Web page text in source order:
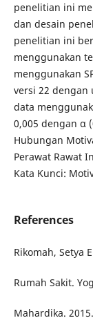
penelitian ini
dan desain
penelitian ini
menggunakan
menggunakan
versi 22
data
0,005 dengan α
Hubungan
Perawat Rawat
Kata Kunci:
References
Rikomah, Setya
Rumah Sakit.
Mahardika.